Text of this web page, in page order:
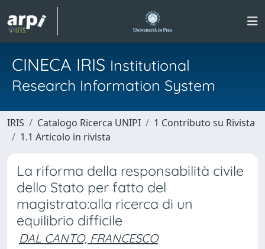
CINECA IRIS Institutional
Research Information System
IRIS Catalogo Ricerca UNIPI
1 Contributo su Rivista
1.1 Articolo in rivista
La riforma della responsabilità civile
dello Stato per fatto del
magistrato:alla ricerca di un
equilibrio difficile
DAL CANTO, FRANCESCO